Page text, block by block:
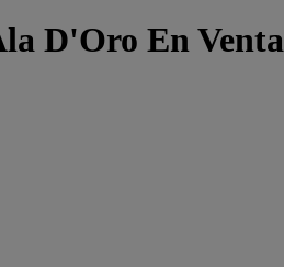
D'Oro En Venta